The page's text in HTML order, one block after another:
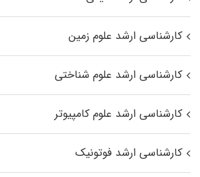
کارشناسی ارشد علوم زمین
کارشناسی ارشد علوم شناختی
کارشناسی ارشد علوم کامپیوتر
کارشناسی ارشد فوتونیک